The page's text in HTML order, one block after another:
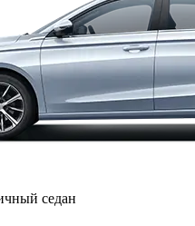
седан